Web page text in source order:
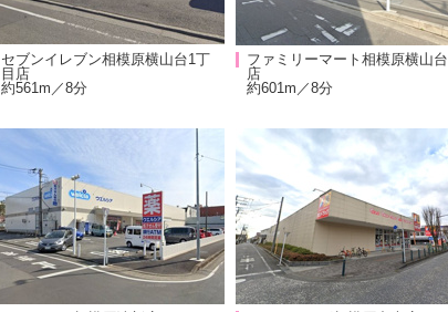
セブンイレブン相模原横山台1丁
目店
約561m／8分
ファミリーマート相模原横山台
店
約601m／8分